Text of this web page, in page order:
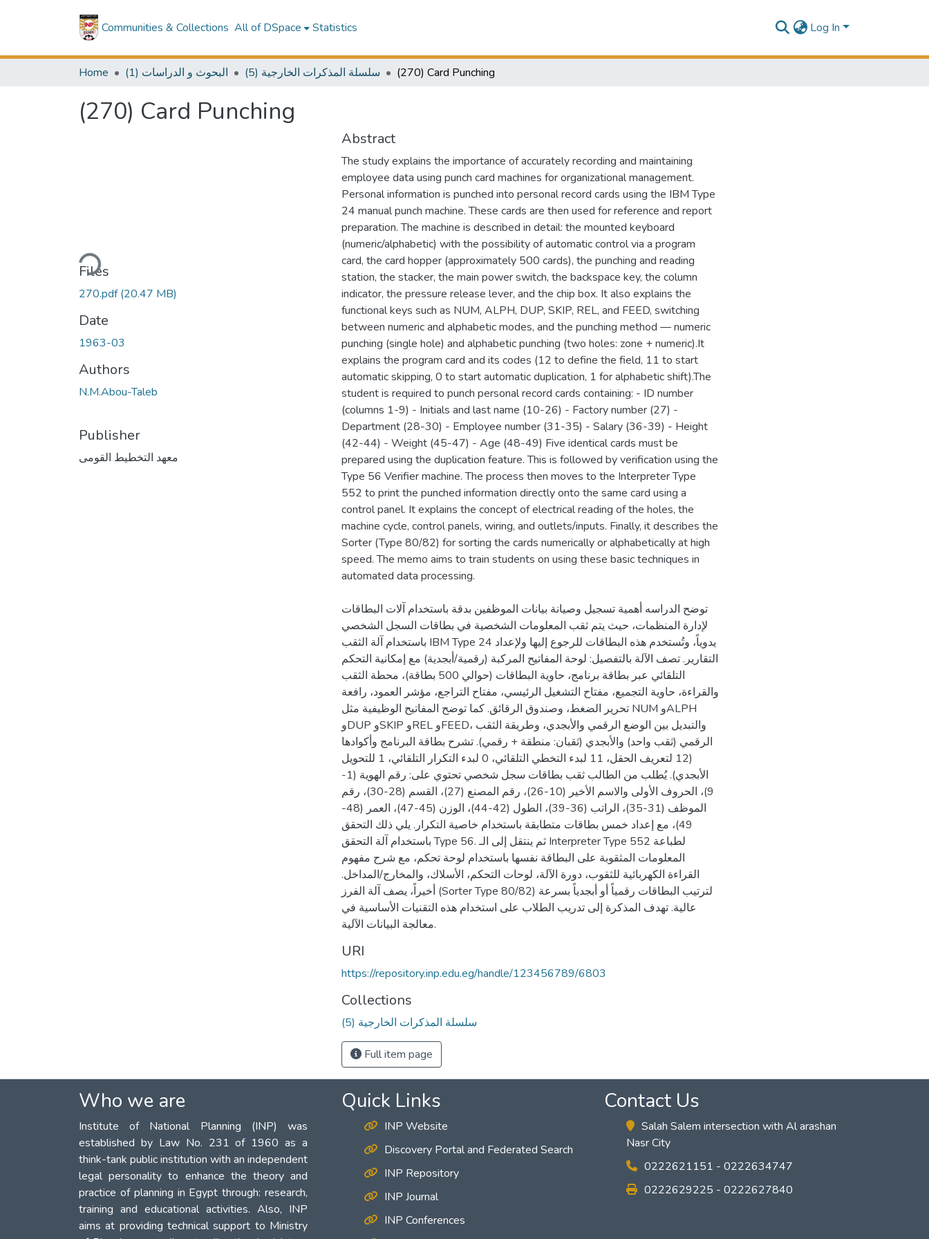
Communities & Collections All of DSpace Statistics Log In
Home (1) البحوث و الدراسات (5) سلسلة المذكرات الخارجية (270) Card Punching
(270) Card Punching
Loading...
Files
270.pdf(20.47 MB)
Date
1963-03
Authors
N.M.Abou-Taleb
Publisher
معهد التخطيط القومى
Abstract
The study explains the importance of accurately recording and maintaining
employee data using punch card machines for organizational management.
Personal information is punched into personal record cards using the IBM Type
24 manual punch machine. These cards are then used for reference and report
preparation. The machine is described in detail: the mounted keyboard
(numeric/alphabetic) with the possibility of automatic control via a program
card, the card hopper (approximately 500 cards), the punching and reading
station, the stacker, the main power switch, the backspace key, the column
indicator, the pressure release lever, and the chip box. It also explains the
functional keys such as NUM, ALPH, DUP, SKIP, REL, and FEED, switching
between numeric and alphabetic modes, and the punching method — numeric
punching (single hole) and alphabetic punching (two holes: zone + numeric).It
explains the program card and its codes (12 to define the field, 11 to start
automatic skipping, 0 to start automatic duplication, 1 for alphabetic shift).The
student is required to punch personal record cards containing: - ID number
(columns 1-9) - Initials and last name (10-26) - Factory number (27) -
Department (28-30) - Employee number (31-35) - Salary (36-39) - Height
(42-44) - Weight (45-47) - Age (48-49) Five identical cards must be
prepared using the duplication feature. This is followed by verification using the
Type 56 Verifier machine. The process then moves to the Interpreter Type
552 to print the punched information directly onto the same card using a
control panel. It explains the concept of electrical reading of the holes, the
machine cycle, control panels, wiring, and outlets/inputs. Finally, it describes the
Sorter (Type 80/82) for sorting the cards numerically or alphabetically at high
speed. The memo aims to train students on using these basic techniques in
automated data processing.
توضح الدراسه أهمية تسجيل وصيانة بيانات الموظفين بدقة باستخدام آلات البطاقات
لإدارة المنظمات، حيث يتم ثقب المعلومات الشخصية في بطاقات السجل الشخصي
باستخدام آلة الثقب IBM Type 24 يدوياً، وتُستخدم هذه البطاقات للرجوع إليها ولإعداد
التقارير. تصف الآلة بالتفصيل: لوحة المفاتيح المركبة (رقمية/أبجدية) مع إمكانية التحكم
التلقائي عبر بطاقة برنامج، حاوية البطاقات (حوالي 500 بطاقة)، محطة الثقب
والقراءة، حاوية التجميع، مفتاح التشغيل الرئيسي، مفتاح التراجع، مؤشر العمود، رافعة
تحرير الضغط، وصندوق الرقائق. كما توضح المفاتيح الوظيفية مثل NUM وALPH
وDUP وSKIP وREL وFEED، والتبديل بين الوضع الرقمي والأبجدي، وطريقة الثقب
الرقمي (ثقب واحد) والأبجدي (ثقبان: منطقة + رقمي). تشرح بطاقة البرنامج وأكوادها
(12 لتعريف الحقل، 11 لبدء التخطي التلقائي، 0 لبدء التكرار التلقائي، 1 للتحويل
الأبجدي). يُطلب من الطالب ثقب بطاقات سجل شخصي تحتوي على: رقم الهوية (1-
9)، الحروف الأولى والاسم الأخير (10-26)، رقم المصنع (27)، القسم (28-30)، رقم
الموظف (31-35)، الراتب (36-39)، الطول (42-44)، الوزن (45-47)، العمر (48-
49)، مع إعداد خمس بطاقات متطابقة باستخدام خاصية التكرار. يلي ذلك التحقق
باستخدام آلة التحقق Type 56. ثم ينتقل إلى الـ Interpreter Type 552 لطباعة
المعلومات المثقوبة على البطاقة نفسها باستخدام لوحة تحكم، مع شرح مفهوم
القراءة الكهربائية للثقوب، دورة الآلة، لوحات التحكم، الأسلاك، والمخارج/المداخل.
أخيراً، يصف آلة الفرز (Sorter Type 80/82) لترتيب البطاقات رقمياً أو أبجدياً بسرعة
عالية. تهدف المذكرة إلى تدريب الطلاب على استخدام هذه التقنيات الأساسية في
معالجة البيانات الآلية.
URI
https://repository.inp.edu.eg/handle/123456789/6803
Collections
(5) سلسلة المذكرات الخارجية
Full item page
Who we are
Institute of National Planning (INP) was
established by Law No. 231 of 1960 as a
think-tank public institution with an independent
legal personality to enhance the theory and
practice of planning in Egypt through: research,
training and educational activities. Also, INP
aims at providing technical support to Ministry
Quick Links
INP Website
Discovery Portal and Federated Search
INP Repository
INP Journal
INP Conferences
Contact Us
Salah Salem intersection with Al arashan
Nasr City
0222621151 - 0222634747
0222629225 - 0222627840